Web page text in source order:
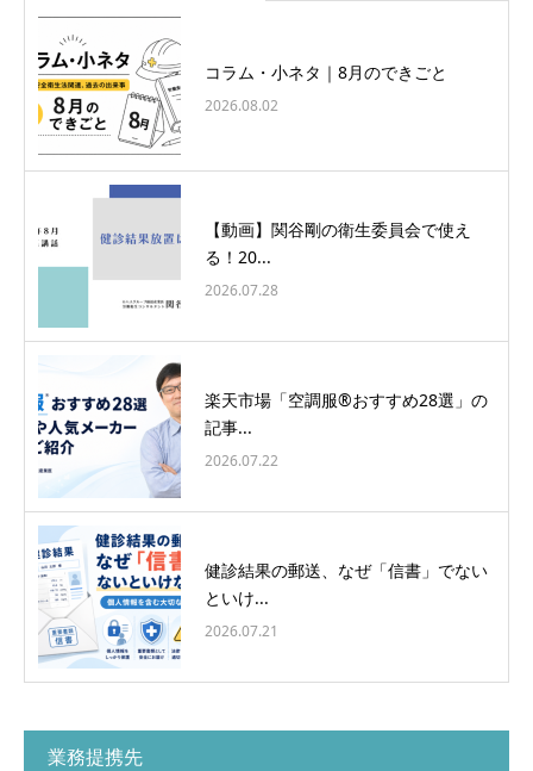
コラム・小ネタ｜8月のできごと
2026.08.02
【動画】関谷剛の衛生委員会で使え
る！20...
2026.07.28
楽天市場「空調服®おすすめ28選」の
記事...
2026.07.22
健診結果の郵送、なぜ「信書」でない
といけ...
2026.07.21
業務提携先